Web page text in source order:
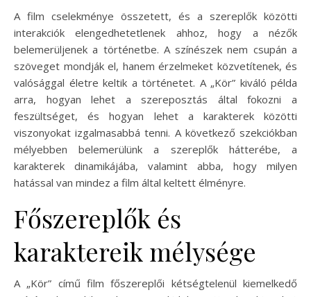
A film cselekménye összetett, és a szereplők közötti
interakciók elengedhetetlenek ahhoz, hogy a nézők
belemerüljenek a történetbe. A színészek nem csupán a
szöveget mondják el, hanem érzelmeket közvetítenek, és
valósággal életre keltik a történetet. A „Kör” kiváló példa
arra, hogyan lehet a szereposztás által fokozni a
feszültséget, és hogyan lehet a karakterek közötti
viszonyokat izgalmasabbá tenni. A következő szekciókban
mélyebben belemerülünk a szereplők hátterébe, a
karakterek dinamikájába, valamint abba, hogy milyen
hatással van mindez a film által keltett élményre.
Főszereplők és
karaktereik mélysége
A „Kör” című film főszereplői kétségtelenül kiemelkedő